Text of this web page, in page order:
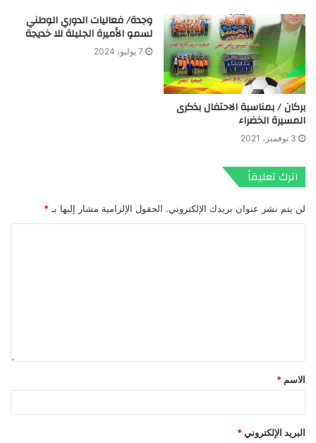
بركان / بمناسبة الاحتفال بذكرى
المسيرة الخضراء
3 نوفمبر، 2021
وجدة/ فعاليات الدوري الوطني
لسمو الأميرة الجليلة للا خديجة
7 يوليو، 2024
اترك تعليقاً
لن يتم نشر عنوان بريدك الإلكتروني. الحقول الإلزامية مشار إليها بـ *
الاسم *
البريد الإلكتروني *